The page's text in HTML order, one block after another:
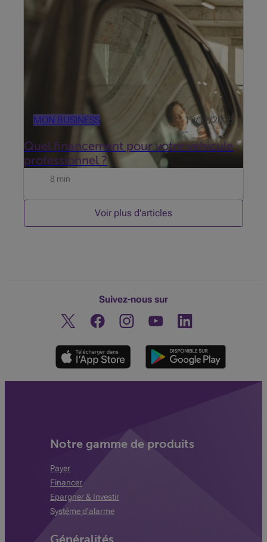
MON BUSINESS 19/12/2025
Quel financement pour votre véhicule
professionnel ?
un pilier essentiel de votre entreprise. Un véhicule
peut être à la fois un outil de travail indispensable et
8 min
Voir plus d'articles
Suivez-nous sur
Twitter FacebookInstagramDécouvrez notre chaine
Linkedin
Notre gamme de produits
Payer
Financer
Epargner & Investir
Système d'alarme